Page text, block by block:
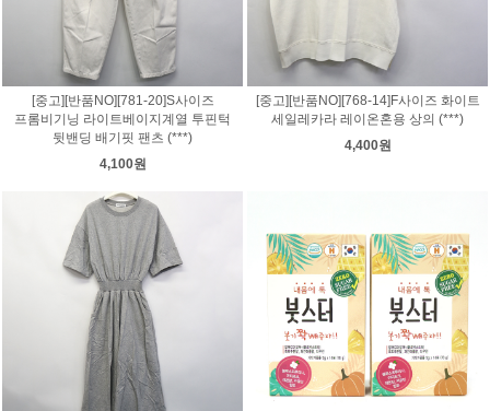
[중고][반품NO][781-20]S사이즈
프롬비기닝 라이트베이지계열 투핀턱
뒷밴딩 배기핏 팬츠 (***)
4,100원
[중고][반품NO][768-14]F사이즈 화이트
세일레카라 레이온혼용 상의 (***)
4,400원